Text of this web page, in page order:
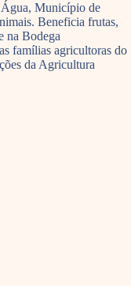
Município de
Beneficia frutas,
na Bodega
famílias agricultoras do
da Agricultura